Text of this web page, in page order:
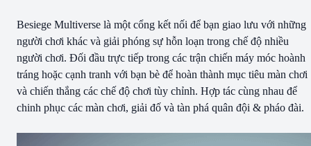
Besiege Multiverse là một cổng kết nối để bạn giao lưu với những
người chơi khác và giải phóng sự hỗn loạn trong chế độ nhiều
người chơi. Đối đầu trực tiếp trong các trận chiến máy móc hoành
tráng hoặc cạnh tranh với bạn bè để hoàn thành mục tiêu màn chơi
và chiến thắng các chế độ chơi tùy chỉnh. Hợp tác cùng nhau để
chinh phục các màn chơi, giải đố và tàn phá quân đội & pháo đài.